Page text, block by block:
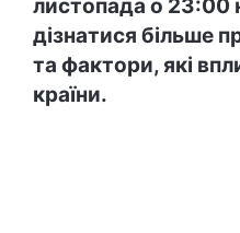
листопада о 23:00
дізнатися більше
та фактори, які
країни.